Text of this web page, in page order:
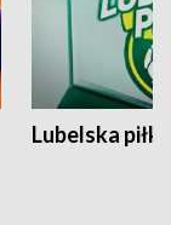
Lubelska piłka